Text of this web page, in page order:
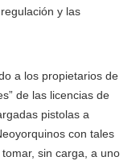
y las
a los propietarios de
de las licencias de
pistolas a
con tales
sin carga, a uno